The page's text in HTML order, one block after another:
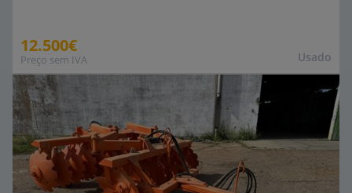
Usado
12.500€
Preço sem IVA